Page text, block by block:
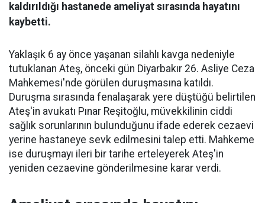
kaldırıldığı hastanede ameliyat sırasında hayatını
kaybetti.
Yaklaşık 6 ay önce yaşanan silahlı kavga nedeniyle
tutuklanan Ateş, önceki gün Diyarbakır 26. Asliye Ceza
Mahkemesi'nde görülen duruşmasına katıldı.
Duruşma sırasında fenalaşarak yere düştüğü belirtilen
Ateş'in avukatı Pınar Reşitoğlu, müvekkilinin ciddi
sağlık sorunlarının bulunduğunu ifade ederek cezaevi
yerine hastaneye sevk edilmesini talep etti. Mahkeme
ise duruşmayı ileri bir tarihe erteleyerek Ateş'in
yeniden cezaevine gönderilmesine karar verdi.